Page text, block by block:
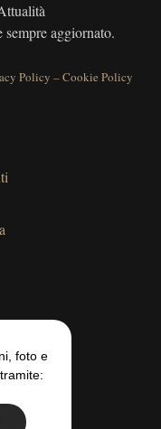
aggiornato.
Policy –Cookie Policy
foto e